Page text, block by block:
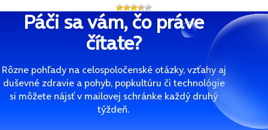
Páči sa vám, čo práve
čítate?
Rôzne pohľady na celospoločenské otázky, vzťahy aj
duševné zdravie a pohyb, popkultúru či technológie
si môžete nájsť v mailovej schránke každý druhý
týždeň.